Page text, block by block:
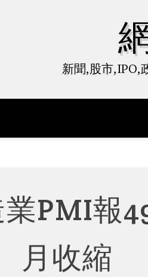
新聞,股市,IPO,
PMI報
月收縮